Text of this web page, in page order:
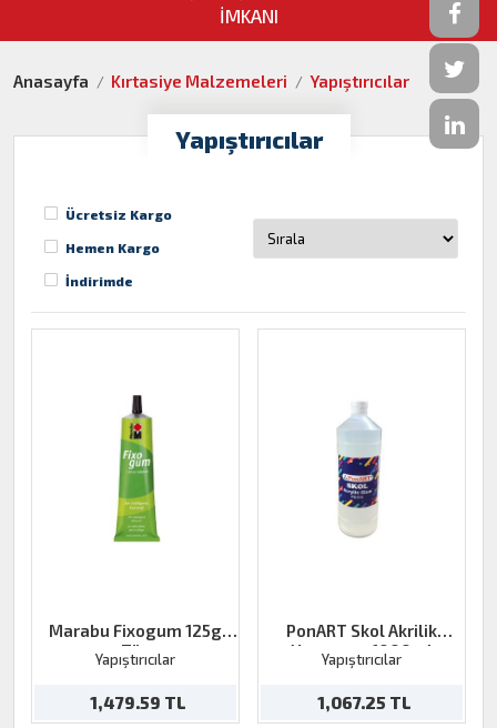
İMKANI
Anasayfa Kırtasiye Malzemeleri Yapıştırıcılar
Yapıştırıcılar
Ücretsiz Kargo
Hemen Kargo
İndirimde
Marabu Fixogum 125g
Tüp
Yapıştırıcılar
1,479.59 TL
PonART Skol Akrilik
Yapıştırıcı 1000ml
Yapıştırıcılar
1,067.25 TL